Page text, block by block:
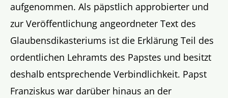
aufgenommen. Als päpstlich approbierter und
zur Veröffentlichung angeordneter Text des
Glaubensdikasteriums ist die Erklärung Teil des
ordentlichen Lehramts des Papstes und besitzt
deshalb entsprechende Verbindlichkeit. Papst
Franziskus war darüber hinaus an der